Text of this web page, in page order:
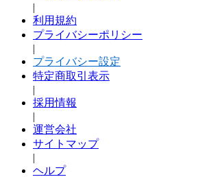
|
利用規約
プライバシーポリシー
|
プライバシー設定
特定商取引表示
|
採用情報
|
運営会社
サイトマップ
|
ヘルプ